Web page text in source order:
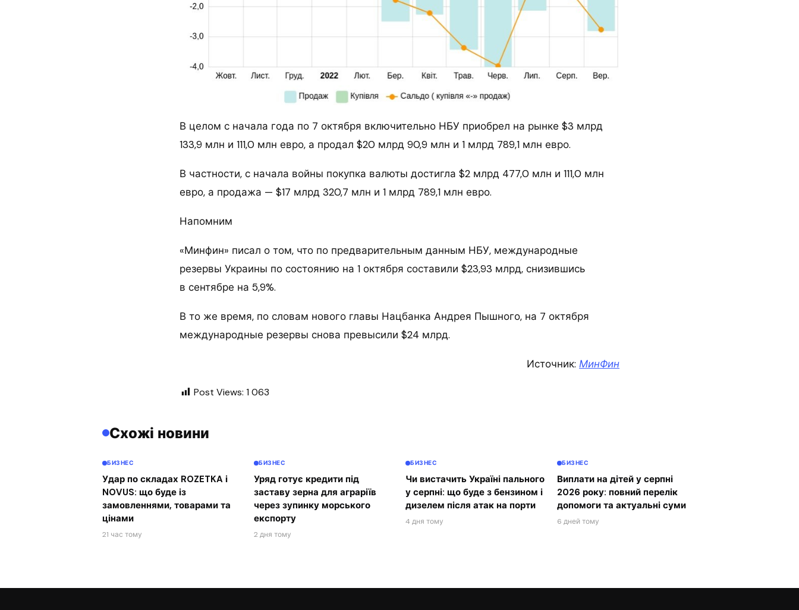
В целом с начала года по 7 октября включительно НБУ приобрел на рынке $3 млрд
133,9 млн и 111,0 млн евро, а продал $20 млрд 90,9 млн и 1 млрд 789,1 млн евро.
В частности, с начала войны покупка валюты достигла $2 млрд 477,0 млн и 111,0 млн
евро, а продажа — $17 млрд 320,7 млн и 1 млрд 789,1 млн евро.
Напомним
«Минфин» писал о том, что по предварительным данным НБУ, международные
резервы Украины по состоянию на 1 октября составили $23,93 млрд, снизившись
в сентябре на 5,9%.
В то же время, по словам нового главы Нацбанка Андрея Пышного, на 7 октября
международные резервы снова превысили $24 млрд.
Источник: МинФин
Post Views: 1 063
Схожі новини
БИЗНЕС
Удар по складах ROZETKA і
NOVUS: що буде із
замовленнями, товарами та
цінами
21 час тому
БИЗНЕС
Уряд готує кредити під
заставу зерна для аграріїв
через зупинку морського
експорту
2 дня тому
БИЗНЕС
Чи вистачить Україні пального
у серпні: що буде з бензином і
дизелем після атак на порти
4 дня тому
БИЗНЕС
Виплати на дітей у серпні
2026 року: повний перелік
допомоги та актуальні суми
6 дней тому